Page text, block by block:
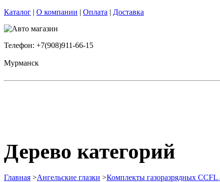
Каталог | О компании | Оплата | Доставка
Телефон: +7(908)911-66-15
Мурманск
Дерево категорий
Главная >Ангельские глазки >Комплекты газоразрядных CCFL